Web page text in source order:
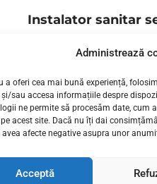
Administrează
a oferi cea mai bună experiență,
sau accesa informațiile despre
ne permite să procesăm date, cum
acest site. Dacă nu îți dai
avea afecte negative asupra unor
Acceptă
Instalator sanitar